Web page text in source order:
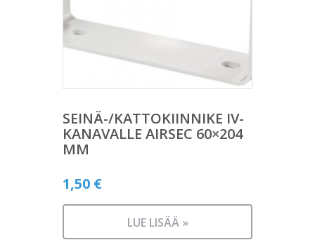
SEINÄ-/KATTOKIINNIKE IV-
KANAVALLE AIRSEC 60×204
MM
1,50 €
LUE LISÄÄ »